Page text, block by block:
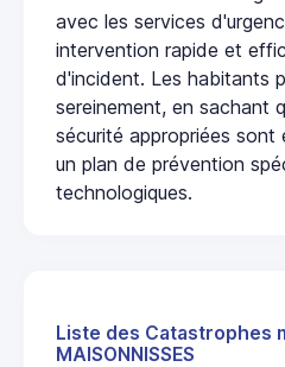
avec les services
intervention rapide et
d'incident. Les habitants
sereinement, en sachant
sécurité appropriées sont
un plan de prévention
technologiques.
Liste des Catastrophes
MAISONNISSES